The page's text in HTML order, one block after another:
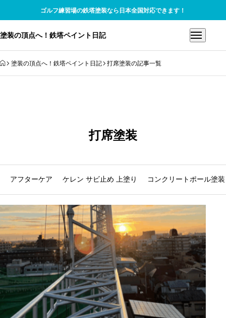
ゴルフ練習場の鉄塔塗装なら日本全国対応できます！
塗装の頂点へ！鉄塔ペイント日記
HOME
塗装の頂点へ！鉄塔ペイント日記 打席塗装の記事一覧
打席塗装
アフターケア ケレン サビ止め 上塗り コンクリートポール塗装